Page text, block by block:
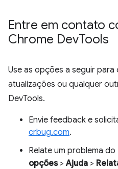
Entre em contato
Chrome DevTools
Use as opções a seguir
atualizações ou qualquer
DevTools.
Envie feedback e
crbug.com.
Relate um problema
opções>Ajuda >